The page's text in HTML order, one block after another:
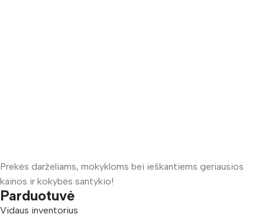
Prekės darželiams, mokykloms bei ieškantiems geriausios
kainos ir kokybės santykio!
Parduotuvė
Vidaus inventorius